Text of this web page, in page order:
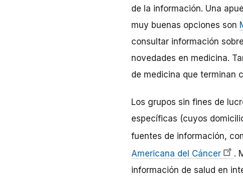
de la información. Una
muy buenas opciones son
consultar información
novedades en medicina.
de medicina que terminan
Los grupos sin fines de
específicas (cuyos
fuentes de información,
Americana del Cáncer
.
información de salud en